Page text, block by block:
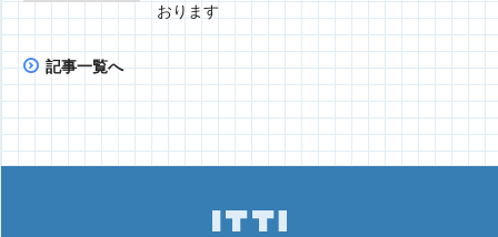
おります
記事一覧へ